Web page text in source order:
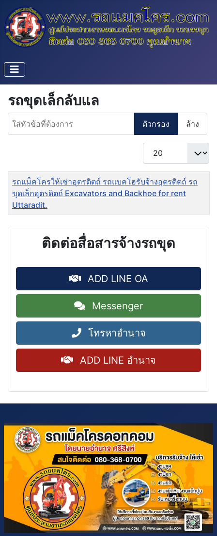
รถขุดเล็กลับแล
ใส่หัวข้อที่ต้องการ
ตัวกรอง ล้าง
แสดง #
ชื่อ
รถแม็คโครให้เช่าอุตรดิตถ์ รถแบคโฮรับจ้างอุตรดิตถ์ รถ
ขุดเล็กอุตรดิตถ์ Excavators and Backhoe for rent
Uttaradit.
ติดต่อสื่อสารจ้างรถขุด
ADD LINE OA
Messenger
โทรหาอำนาจ
ADD LINE อำนาจ